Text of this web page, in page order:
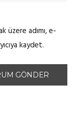
üzere adımı, e-
kaydet.